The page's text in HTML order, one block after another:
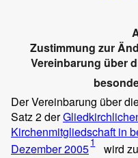
Zustimmung zur
Vereinbarung über
Der Vereinbarung über
Satz 2 der
Kirchenmitgliedschaft in
Dezember 20051 wird